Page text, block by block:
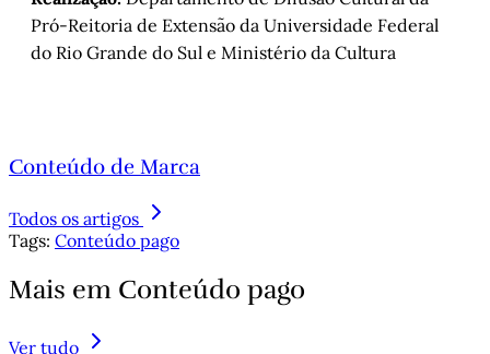
Pró-Reitoria de Extensão da Universidade Federal
do Rio Grande do Sul e Ministério da Cultura
Conteúdo de Marca
Todos os artigos
Tags: Conteúdo pago
Mais em Conteúdo pago
Ver tudo